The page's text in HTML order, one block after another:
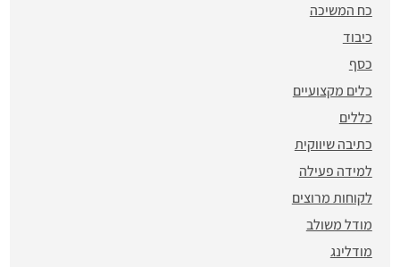
כח המשיכה
כיבוד
כסף
כלים מקצועיים
כללים
כתיבה שיווקית
למידה פעילה
לקוחות מרוצים
מודל משולב
מודלינג